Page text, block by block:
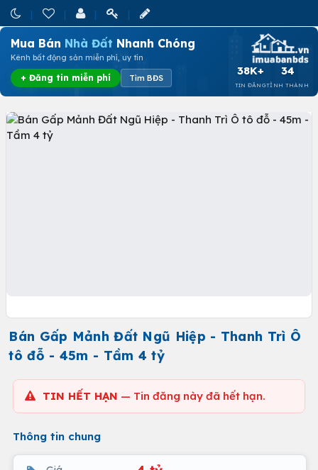
Mua Bán Nhà Đất Nhanh Chóng
Kênh bất động sản miễn phí, uy tín
+ Đăng tin miễn phí Tìm BĐS
38K+
TIN ĐĂNG
34
TỈNH THÀNH
Bán Gấp Mảnh Đất Ngũ Hiệp - Thanh Trì Ô
tô đỗ - 45m - Tầm 4 tỷ
TIN HẾT HẠN — Tin đăng này đã hết hạn.
Thông tin chung